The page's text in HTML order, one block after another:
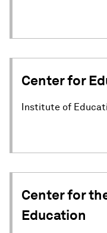
Center for
Institute of
Center for
Education